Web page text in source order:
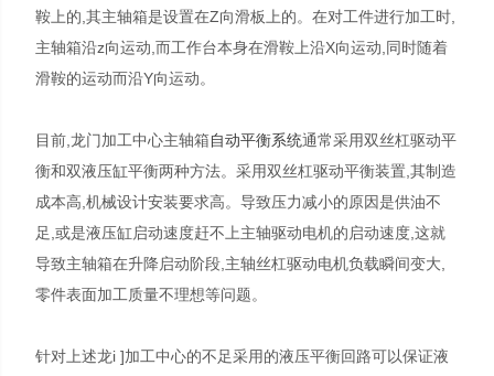
鞍上的,其主轴箱是设置在Z向滑板上的。在对工件进行加工时,
主轴箱沿z向运动,而工作台本身在滑鞍上沿X向运动,同时随着
滑鞍的运动而沿Y向运动。
目前,龙门加工中心主轴箱自动平衡系统通常采用双丝杠驱动平
衡和双液压缸平衡两种方法。采用双丝杠驱动平衡装置,其制造
成本高,机械设计安装要求高。导致压力减小的原因是供油不
足,或是液压缸启动速度赶不上主轴驱动电机的启动速度,这就
导致主轴箱在升降启动阶段,主轴丝杠驱动电机负载瞬间变大,
零件表面加工质量不理想等问题。
针对上述龙i ]加工中心的不足采用的液压平衡回路可以保证液